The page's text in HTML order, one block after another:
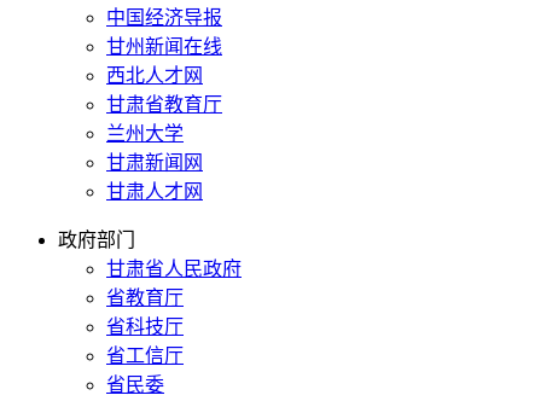
中国经济导报
甘州新闻在线
西北人才网
甘肃省教育厅
兰州大学
甘肃新闻网
甘肃人才网
政府部门
甘肃省人民政府
省教育厅
省科技厅
省工信厅
省民委